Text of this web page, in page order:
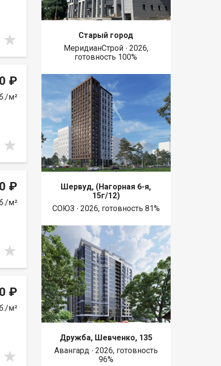
₽
м²
₽
м²
₽
м²
Старый город
МеридианСтрой ∙ 2026,
готовность 100%
Шервуд, (Нагорная 6-я,
15г/12)
СОЮЗ ∙ 2026, готовность 81%
Дружба, Шевченко, 135
Авангард ∙ 2026, готовность
96%